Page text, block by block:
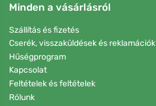
Minden a vásárlásról
Szállítás és fizetés
Cserék, visszaküldések és reklamációk
Hűségprogram
Kapcsolat
Feltételek és feltételek
Rólunk